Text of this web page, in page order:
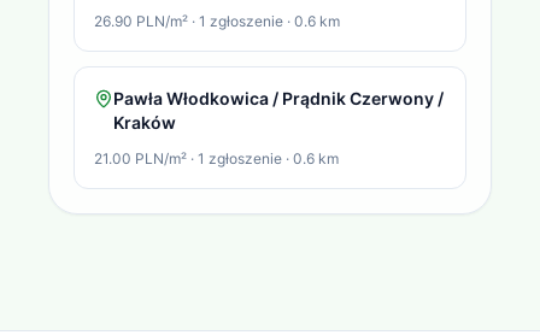
26.90 PLN/m² · 1 zgłoszenie · 0.6 km
Pawła Włodkowica / Prądnik Czerwony /
Kraków
21.00 PLN/m² · 1 zgłoszenie · 0.6 km